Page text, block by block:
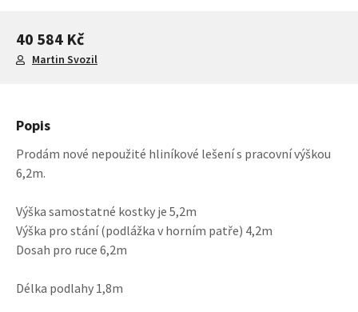
40 584 Kč
Martin Svozil
Popis
Prodám nové nepoužité hliníkové lešení s pracovní výškou
6,2m.
Výška samostatné kostky je 5,2m
Výška pro stání (podlážka v horním patře) 4,2m
Dosah pro ruce 6,2m
Délka podlahy 1,8m